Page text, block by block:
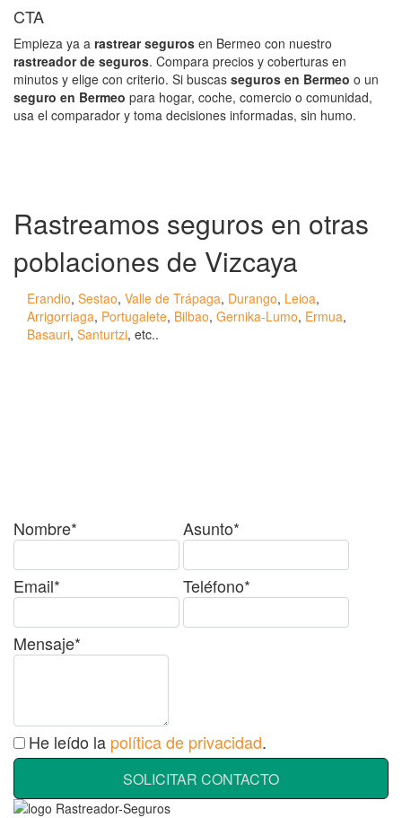
CTA
Empieza ya a rastrear seguros en Bermeo con nuestro
rastreador de seguros. Compara precios y coberturas en
minutos y elige con criterio. Si buscas seguros en Bermeo o un
seguro en Bermeo para hogar, coche, comercio o comunidad,
usa el comparador y toma decisiones informadas, sin humo.
Rastreamos seguros en otras
poblaciones de Vizcaya
Erandio, Sestao, Valle de Trápaga, Durango, Leioa,
Arrigorriaga, Portugalete, Bilbao, Gernika-Lumo, Ermua,
Basauri, Santurtzi, etc..
Nombre* Asunto*
Email* Teléfono*
Mensaje*
He leído la política de privacidad.
SOLICITAR CONTACTO